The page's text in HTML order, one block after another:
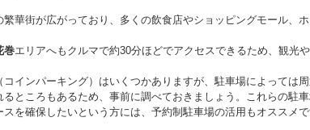
華街が広がっており、多くの飲食店やショッピングモール、
巻エリアへもクルマで約30分ほどでアクセスできるため、観光
インパーキング）はいくつかありますが、駐車場によっては
ところもあるため、事前に調べておきましょう。これらの駐
を確保したいという方には、予約制駐車場の活用もオススメで